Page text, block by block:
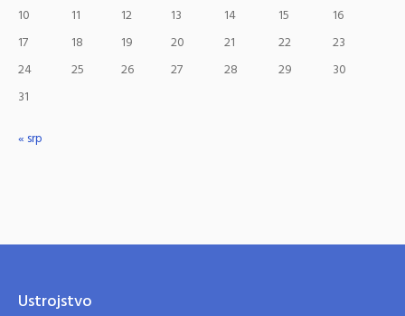
10
11 12 13 14 15
16
17
18 19 20 21 22
23
24
25 26 27 28 29
30
31
« srp
Ustrojstvo